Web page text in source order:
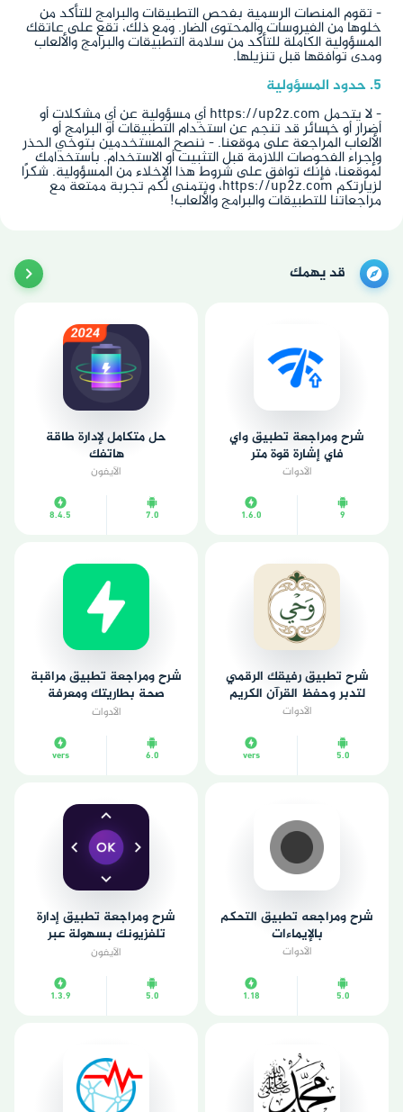
- تقوم المنصات الرسمية بفحص التطبيقات والبرامج للتأكد من
خلوها من الفيروسات والمحتوى الضار. ومع ذلك، تقع على عاتقك
المسؤولية الكاملة للتأكد من سلامة التطبيقات والبرامج والألعاب
ومدى توافقها قبل تنزيلها.
5. حدود المسؤولية
- لا يتحمل https://up2z.com أي مسؤولية عن أي مشكلات أو
أضرار أو خسائر قد تنجم عن استخدام التطبيقات أو البرامج أو
الألعاب المُراجعة على موقعنا. - ننصح المستخدمين بتوخي الحذر
وإجراء الفحوصات اللازمة قبل التثبيت أو الاستخدام. باستخدامك
لموقعنا، فإنك توافق على شروط هذا الإخلاء من المسؤولية. شكرًا
لزيارتكم https://up2z.com، ونتمنى لكم تجربة ممتعة مع
مراجعاتنا للتطبيقات والبرامج والألعاب!
قد يهمك
شرح ومراجعة تطبيق واي
فاي إشارة قوة متر
الأدوات
9
1.6.0
حل متكامل لإدارة طاقة
هاتفك
الآيفون
7.0
8.4.5
شرح تطبيق رفيقك الرقمي
لتدبر وحفظ القرآن الكريم
الأدوات
5.0
vers
شرح ومراجعة تطبيق مراقبة
صحة بطاريتك ومعرفة
استهلاك الطاقة الحقيقي
الأدوات
6.0
vers
شرح ومراجعه تطبيق التحكم
بالإيماءات
الأدوات
5.0
1.18
شرح ومراجعة تطبيق إدارة
تلفزيونك بسهولة عبر
هاتفك الذكي
الآيفون
5.0
1.3.9